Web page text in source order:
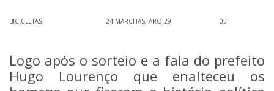
BICICLETAS 24 MARCHAS, ARO 29 05
Logo após o sorteio e a fala do prefeito
Hugo Lourenço que enalteceu os